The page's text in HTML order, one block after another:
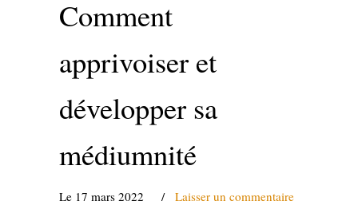
Comment
apprivoiser et
développer sa
médiumnité
Le 17 mars 2022 / Laisser un commentaire